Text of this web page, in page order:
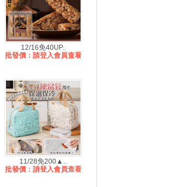
12/16免40UP..
批發價：請登入會員查看
11/28免200▲..
批發價：請登入會員查看